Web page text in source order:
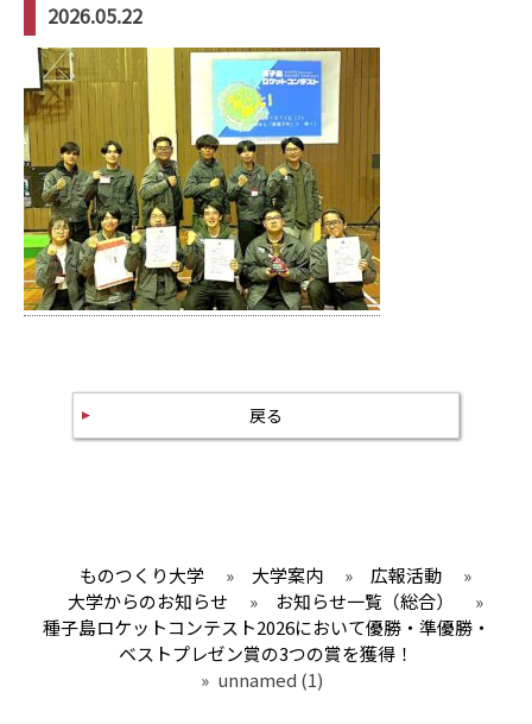
2026.05.22
戻る
ものつくり大学 » 大学案内 » 広報活動
»
大学からのお知らせ
» お知らせ一覧（総合）
»
種子島ロケットコンテスト2026において優勝・準優勝・
ベストプレゼン賞の3つの賞を獲得！
» unnamed (1)